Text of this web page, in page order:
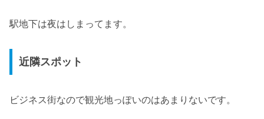
駅地下は夜はしまってます。
近隣スポット
ビジネス街なので観光地っぽいのはあまりないです。